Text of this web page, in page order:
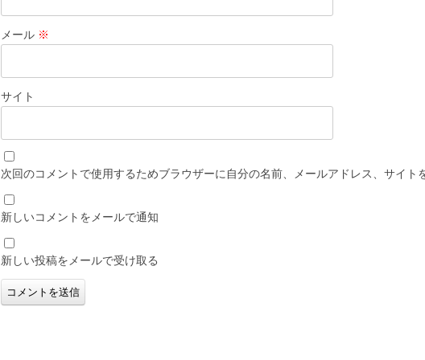
メール ※
サイト
次回のコメントで使用するためブラウザーに自分の名前、メールアドレス、サイト
新しいコメントをメールで通知
新しい投稿をメールで受け取る